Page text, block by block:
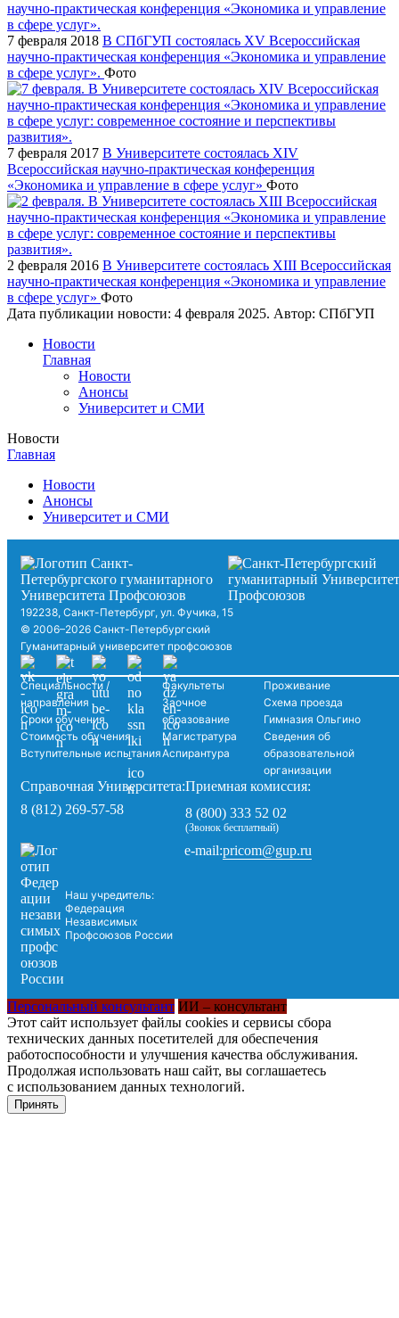
7 февраля 2018 В СПбГУП состоялась XV Всероссийская
научно-практическая конференция «Экономика и управление
в сфере услуг». Фото
7 февраля 2017 В Университете состоялась XIV
Всероссийская научно-практическая конференция
«Экономика и управление в сфере услуг» Фото
2 февраля 2016 В Университете состоялась XIII Всероссийская
научно-практическая конференция «Экономика и управление
в сфере услуг» Фото
Дата публикации новости: 4 февраля 2025. Автор: СПбГУП
Новости
Главная
Новости
Анонсы
Университет и СМИ
Новости
Главная
Новости
Анонсы
Университет и СМИ
192238, Санкт-Петербург, ул. Фучика, 15
© 2006–2026 Санкт-Петербургский
Гуманитарный университет профсоюзов
Специальности /
направления
Сроки обучения
Стоимость обучения
Вступительные испытания
Факультеты
Заочное
образование
Магистратура
Аспирантура
Проживание
Схема проезда
Гимназия Ольгино
Сведения об
образовательной
организации
Справочная Университета:
8 (812) 269-57-58
Приемная комиссия:
8 (800) 333 52 02
(Звонок бесплатный)
Наш учредитель:
Федерация
Независимых
Профсоюзов России
e-mail:pricom@gup.ru
Персональный консультант ИИ – консультант
Этот сайт использует файлы cookies и сервисы сбора
технических данных посетителей для обеспечения
работоспособности и улучшения качества обслуживания.
Продолжая использовать наш сайт, вы соглашаетесь
с использованием данных технологий.
Принять